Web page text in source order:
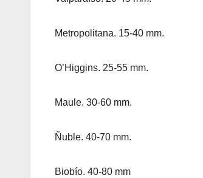
Metropolitana. 15-40 mm.
O’Higgins. 25-55 mm.
Maule. 30-60 mm.
Ñuble. 40-70 mm.
Biobío. 40-80 mm